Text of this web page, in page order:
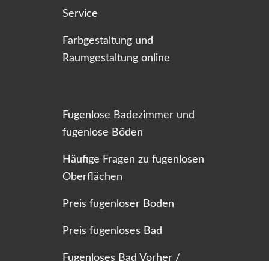
Service
Farbgestaltung und
Raumgestaltung online
Fugenlose Badezimmer und
fugenlose Böden
Häufige Fragen zu fugenlosen
Oberflächen
Preis fugenloser Boden
Preis fugenloses Bad
Fugenloses Bad Vorher /